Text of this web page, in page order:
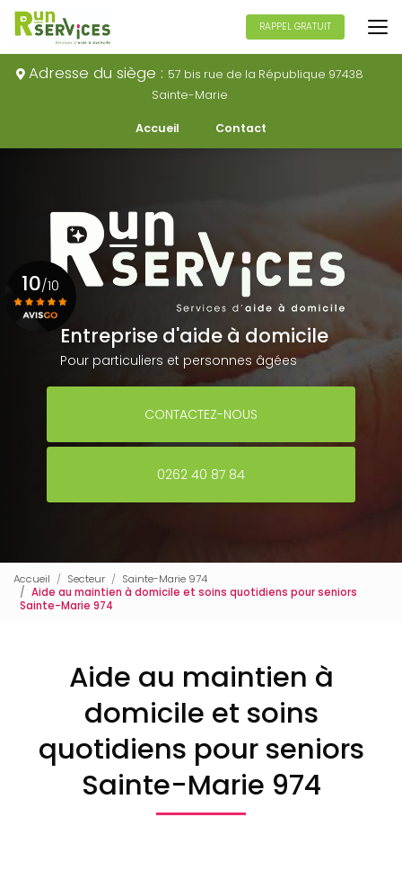
Aller
au
principal
Adresse du siège : 57 bis rue de la République 97438
Sainte-Marie
Accueil Contact
RAPPEL GRATUIT
Entreprise d'aide à domicile
Pour particuliers et personnes âgées
CONTACTEZ-NOUS
0262 40 87 84
10/10
Voir le certificat
Accueil Secteur
Sainte-Marie 974
Aide au maintien à domicile et soins quotidiens pour seniors
Sainte-Marie 974
Aide au maintien à
domicile et soins
quotidiens pour seniors
Sainte-Marie 974